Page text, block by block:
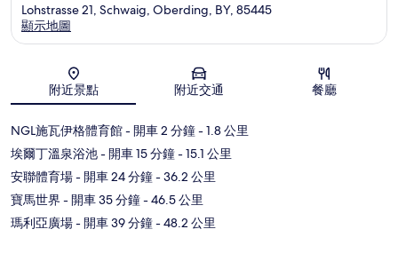
地圖
Lohstrasse 21, Schwaig, Oberding, BY, 85445
顯示地圖
附近景點 附近交通 餐廳
NGL施瓦伊格體育館- 開車 2 分鐘- 1.8 公里
埃爾丁溫泉浴池- 開車 15 分鐘- 15.1 公里
安聯體育場- 開車 24 分鐘- 36.2 公里
寶馬世界 - 開車 35 分鐘- 46.5 公里
瑪利亞廣場- 開車 39 分鐘- 48.2 公里